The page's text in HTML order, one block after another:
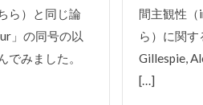
ら）と同じ論
」の同号の以
みました。
間主観性
ら）に関す
Gillespie,
[…]